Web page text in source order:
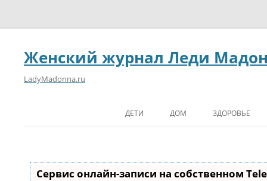
Женский журнал Леди
LadyMadonna.ru
ДЕТИ ДОМ ЗДОРОВЬЕ
Сервис онлайн-записи на собственном